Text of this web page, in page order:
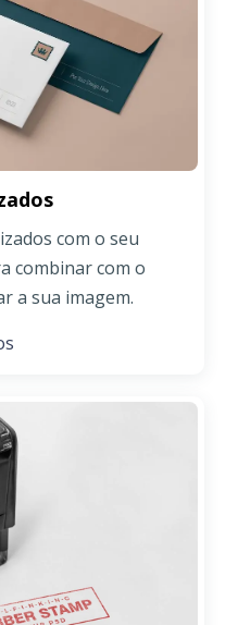
com o seu
combinar com o
a sua imagem.